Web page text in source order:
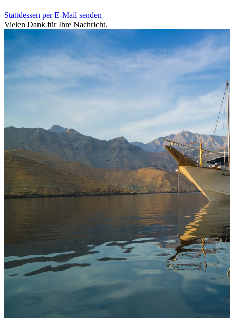
Stattdessen per E-Mail senden
Vielen Dank für Ihre Nachricht.